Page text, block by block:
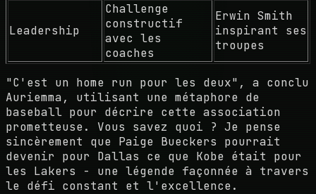
Leadership
Challenge
constructif
avec les
coaches
Erwin Smith
inspirant ses
troupes
"C'est un home run pour les deux", a conclu
Auriemma, utilisant une métaphore de
baseball pour décrire cette association
prometteuse. Vous savez quoi ? Je pense
sincèrement que Paige Bueckers pourrait
devenir pour Dallas ce que Kobe était pour
les Lakers - une légende façonnée à travers
le défi constant et l'excellence.